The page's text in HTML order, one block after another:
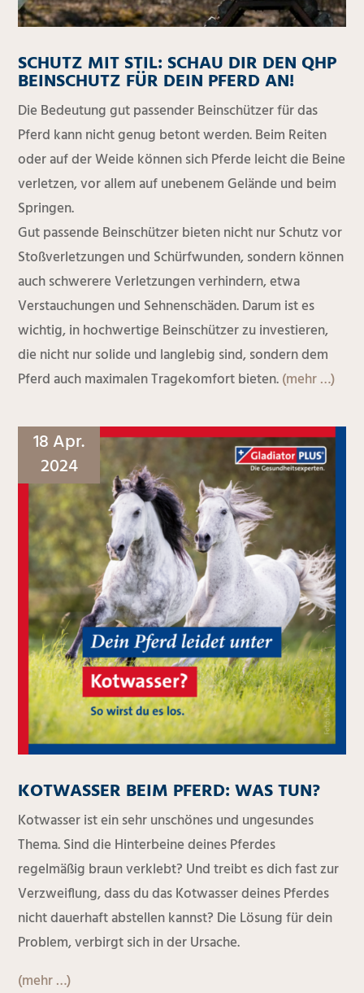
SCHUTZ MIT STIL: SCHAU DIR DEN QHP
BEINSCHUTZ FÜR DEIN PFERD AN!
Die Bedeutung gut passender Beinschützer für das
Pferd kann nicht genug betont werden. Beim Reiten
oder auf der Weide können sich Pferde leicht die Beine
verletzen, vor allem auf unebenem Gelände und beim
Springen.
Gut passende Beinschützer bieten nicht nur Schutz vor
Stoßverletzungen und Schürfwunden, sondern können
auch schwerere Verletzungen verhindern, etwa
Verstauchungen und Sehnenschäden. Darum ist es
wichtig, in hochwertige Beinschützer zu investieren,
die nicht nur solide und langlebig sind, sondern dem
Pferd auch maximalen Tragekomfort bieten.(mehr …)
18 Apr.
2024
KOTWASSER BEIM PFERD: WAS TUN?
Kotwasser ist ein sehr unschönes und ungesundes
Thema. Sind die Hinterbeine deines Pferdes
regelmäßig braun verklebt? Und treibt es dich fast zur
Verzweiflung, dass du das Kotwasser deines Pferdes
nicht dauerhaft abstellen kannst? Die Lösung für dein
Problem, verbirgt sich in der Ursache.
(mehr …)